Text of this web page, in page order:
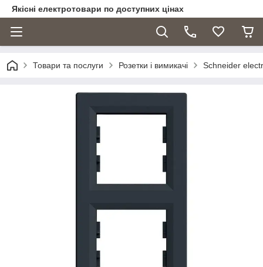
Якісні електротовари по доступних цінах
Товари та послуги Розетки і вимикачі Schneider